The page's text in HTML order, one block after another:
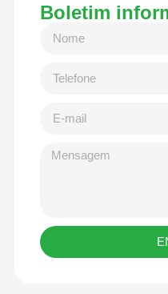
Boletim